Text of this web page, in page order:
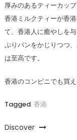
厚みのあるティーカッ
香港ミルクティーが香
て、香港人に癒やしを
ぷりパンをかじりつつ
は至高です。
香港のコンビニでも買
Tagged 香港
Discover